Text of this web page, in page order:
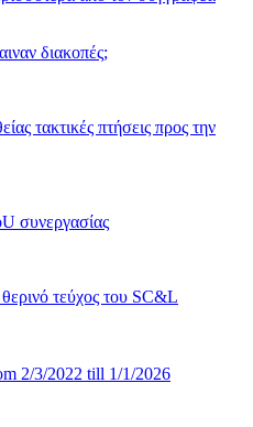
διακοπές;
τακτικές πτήσεις προς την
συνεργασίας
τεύχος του SC&L